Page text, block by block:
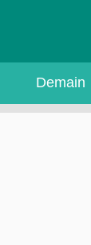
Demain